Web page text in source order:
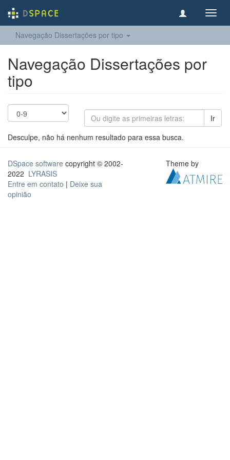
Navegação Dissertações por tipo
Navegação Dissertações por
tipo
Ir
Desculpe, não há nenhum resultado para essa busca.
DSpace software copyright © 2002-
2022 LYRASIS
Entre em contato | Deixe sua
opinião
Theme by